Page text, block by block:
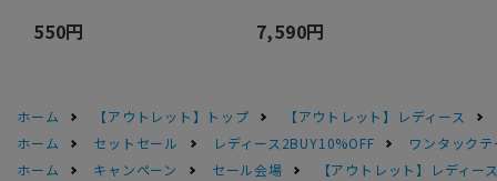
550円 7,590円
ホーム 【アウトレット】トップ
【アウトレット】レディース
ホーム
セットセール レディース2BUY10%OFF
ワンタック
ホーム
キャンペーン セール会場 【アウトレット】レディー